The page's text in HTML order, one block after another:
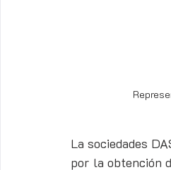
La sociedades
por la obtención